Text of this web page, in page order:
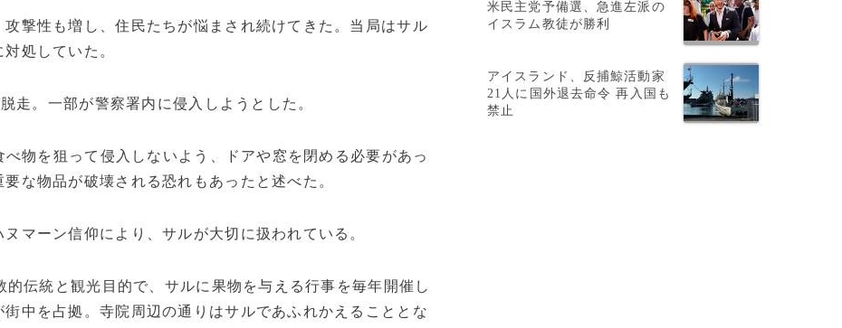
撃性も増し、住民たちが悩まされ続けてきた。当局はサル
処していた。
走。一部が警察署内に侵入しようとした。
物を狙って侵入しないよう、ドアや窓を閉める必要があっ
な物品が破壊される恐れもあったと述べた。
マーン信仰により、サルが大切に扱われている。
伝統と観光目的で、サルに果物を与える行事を毎年開催し
中を占拠。寺院周辺の通りはサルであふれかえることとな
米民主党予備選、急進左派の
イスラム教徒が勝利
アイスランド、反捕鯨活動家
21人に国外退去命令 再入国も
禁止